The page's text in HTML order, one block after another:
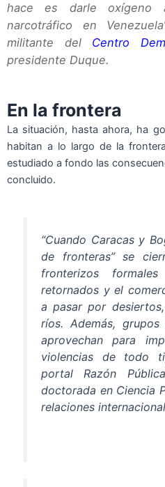
hace es darle oxígeno
narcotráfico en
militante del Centro
presidente Duque.
En la frontera
La situación, hasta ahora, ha
habitan a lo largo de la
estudiado a fondo las
concluido.
“Cuando Caracas y
de fronteras” se
fronterizos
retornados y el
a pasar por
ríos. Además, grupos
aprovechan para
violencias de todo
portal Razón
doctorada en Ciencia
relaciones